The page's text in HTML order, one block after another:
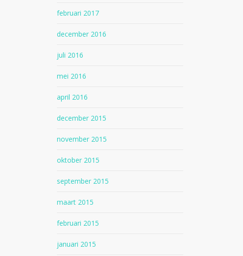
februari 2017
december 2016
juli 2016
mei 2016
april 2016
december 2015
november 2015
oktober 2015
september 2015
maart 2015
februari 2015
januari 2015